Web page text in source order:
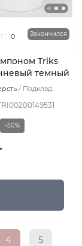
0 Закончился
Triks
темный
Подклад:
-50%
4 5